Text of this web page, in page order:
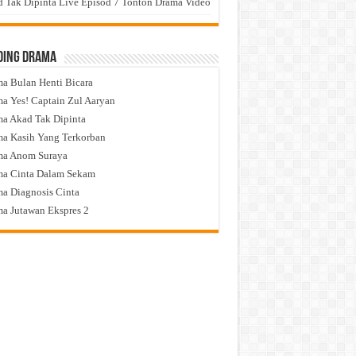
Drama
Bulan Henti Bicara
Yes! Captain Zul Aaryan
Akad Tak Dipinta
Kasih Yang Terkorban
Anom Suraya
Cinta Dalam Sekam
Diagnosis Cinta
Jutawan Ekspres 2